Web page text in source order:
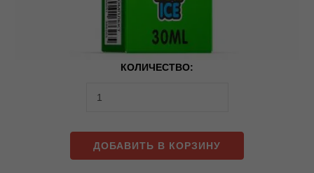
КОЛИЧЕСТВО:
ДОБАВИТЬ В КОРЗИНУ